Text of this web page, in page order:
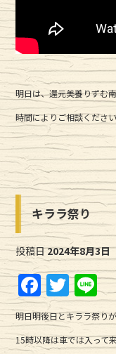
明日は、還元美養りずむ
時間によりご相談くださ
キララ祭り
投稿日2024年8月3日
F
a
c
T
w
it
n
e
明日明後日とキララ祭り
15時以降は車では入って